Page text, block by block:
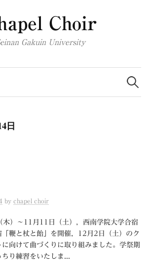
Choir
Gakuin University
検
索:
日
by chapel choir
）～11月11日（土），西南学院大学合宿
鞭と杖と飴」を開催，12月2日（土）のク
に向けて曲づくりに取り組みました。学祭期
り練習をいたしま...